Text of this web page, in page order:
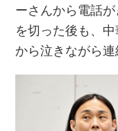
ーさんから電話
を切った後も、
から泣きながら連